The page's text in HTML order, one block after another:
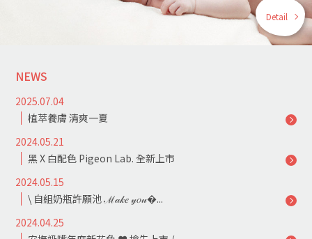
Detail
NEWS
2025.07.04
植萃養膚 清爽一夏
2024.05.21
黑 X 白配色 Pigeon Lab. 全新上市
2024.05.15
\ 自組奶瓶許願池 ℳ𝒶𝓀𝑒 𝓎𝑜𝓊�...
2024.04.25